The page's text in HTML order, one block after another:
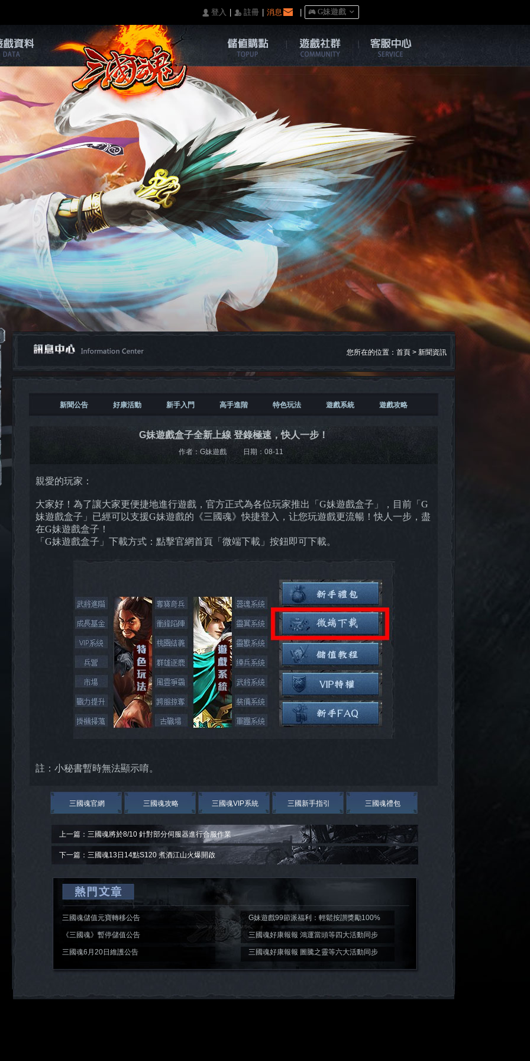
󰄭 登入 󰅍 註冊 消息 󰀷 G妹遊戲 
您所在的位置： 首頁 > 新聞資訊
新聞公告 好康活動 新手入門 高手進階 特色玩法 遊戲系統 遊戲攻略
G妹遊戲盒子全新上線 登錄極速，快人一步！
作者： G妹遊戲 日期： 08-11
親愛的玩家：
大家好！為了讓大家更便捷地進行遊戲，官方正式為各位玩家推出「G妹遊戲盒子」，目前「G
妹遊戲盒子」已經可以支援G妹遊戲的《三國魂》快捷登入，让您玩遊戲更流暢！快人一步，盡
在G妹遊戲盒子！
「G妹遊戲盒子」下載方式：點擊官網首頁「微端下載」按鈕即可下載。
註：小秘書暫時無法顯示唷。
三國魂官網 三國魂攻略 三國魂VIP系統 三國新手指引 三國魂禮包
上一篇：三國魂將於8/10 針對部分伺服器進行合服作業
下一篇：三國魂13日14點S120 煮酒江山火爆開啟
三國魂儲值元寶轉移公告
《三國魂》暫停儲值公告
三國魂6月20日維護公告
G妹遊戲99節派福利：輕鬆按讃獎勵100%
入袋
三國魂好康報報 鴻運當頭等四大活動同步
開啟
三國魂好康報報 圖騰之靈等六大活動同步